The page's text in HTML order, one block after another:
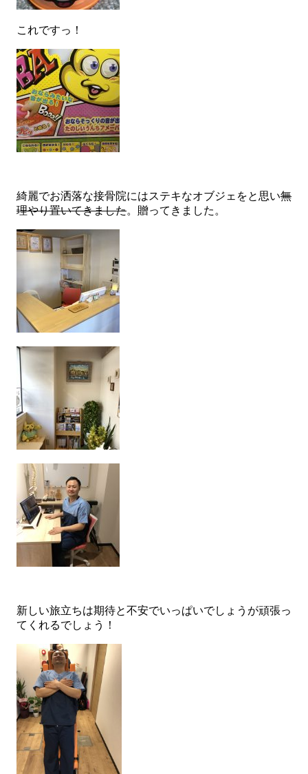
これですっ！
綺麗でお洒落な接骨院にはステキなオブジェをと思い無
理やり置いてきました。贈ってきました。
新しい旅立ちは期待と不安でいっぱいでしょうが頑張っ
てくれるでしょう！